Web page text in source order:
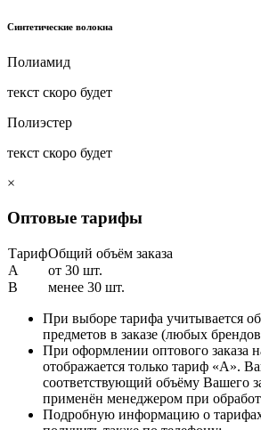
Синтетические волокна
Полиамид
текст скоро будет
Полиэстер
текст скоро будет
×
Оптовые тарифы
ТарифОбщий объём заказа
A
от 30 шт.
B
менее 30 шт.
При выборе тарифа учитывается
предметов в заказе (любых
При оформлении оптового заказа
отображается только тариф «А».
соответствующий объёму Вашего
применён менеджером при
Подробную информацию о